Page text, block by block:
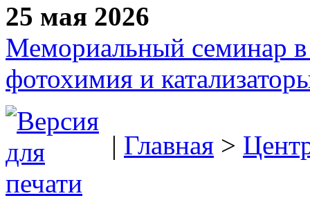
25 мая 2026
Мемориальный семинар в
фотохимия и
| Главная >